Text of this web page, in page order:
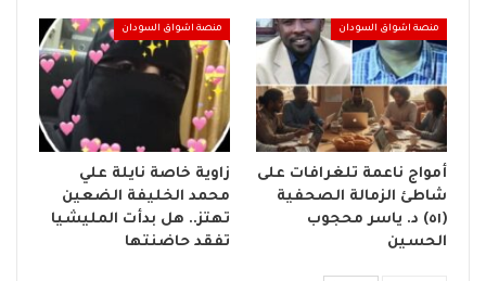
منصة اشواق السودان
أمواج ناعمة تلغرافات على
شاطئ الزمالة الصحفية
(٥١) د. ياسر محجوب
الحسين
منصة اشواق السودان
زاوية خاصة نايلة علي
محمد الخليفة الضعين
تهتز.. هل بدأت المليشيا
تفقد حاضنتها